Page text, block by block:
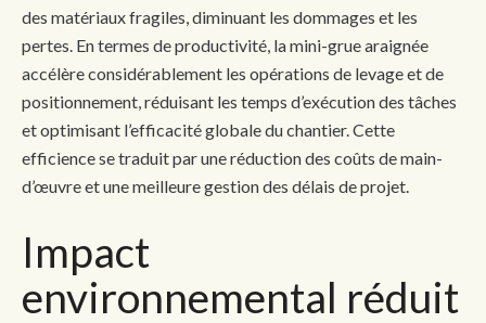
des matériaux fragiles, diminuant les dommages et les
pertes. En termes de productivité, la mini-grue araignée
accélère considérablement les opérations de levage et de
positionnement, réduisant les temps d’exécution des tâches
et optimisant l’efficacité globale du chantier. Cette
efficience se traduit par une réduction des coûts de main-
d’œuvre et une meilleure gestion des délais de projet.
Impact
environnemental réduit